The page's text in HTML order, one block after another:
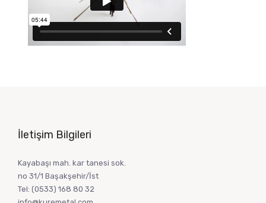
İletişim Bilgileri
Kayabaşı mah. kar tanesi sok.
no 31/1 Başakşehir/İst
Tel: (0533) 168 80 32